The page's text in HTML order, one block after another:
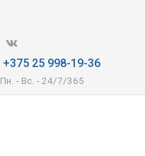
+375 25 998-19-36
Пн. - Вс. - 24/7/365